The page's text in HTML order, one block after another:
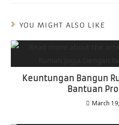
YOU MIGHT ALSO LIKE
Keuntungan Bangun
Bantuan
March